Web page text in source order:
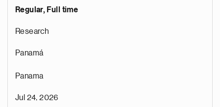
Regular, Full time
Research
Panamá
Panama
Jul 24, 2026